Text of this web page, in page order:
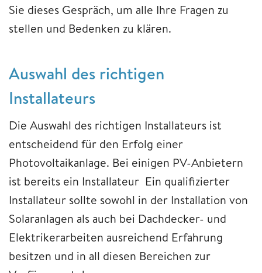
Sie dieses Gespräch, um alle Ihre Fragen zu
stellen und Bedenken zu klären.
Auswahl des richtigen
Installateurs
Die Auswahl des richtigen Installateurs ist
entscheidend für den Erfolg einer
Photovoltaikanlage. Bei einigen PV-Anbietern
ist bereits ein Installateur Ein qualifizierter
Installateur sollte sowohl in der Installation von
Solaranlagen als auch bei Dachdecker- und
Elektrikerarbeiten ausreichend Erfahrung
besitzen und in all diesen Bereichen zur